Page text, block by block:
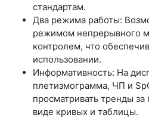
стандартам.
Два режима работы:
режимом непрерывного
контролем, что
использовании.
Информативность: На
плетизмограмма, ЧП и
просматривать тренды
виде кривых и таблицы.